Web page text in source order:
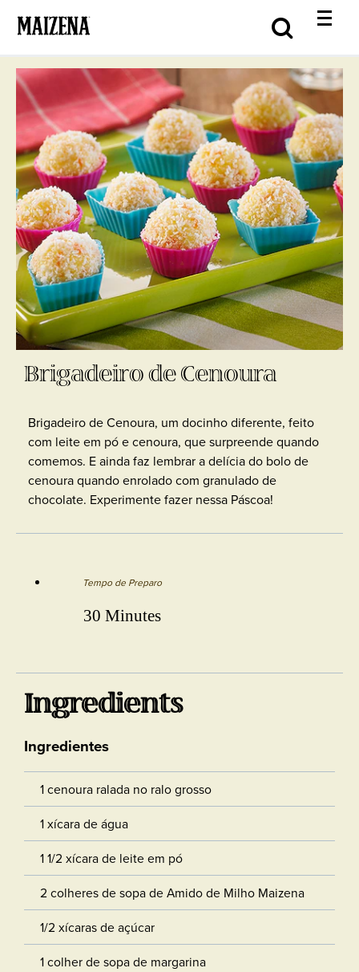
Brigadeiro de Cenoura
Brigadeiro de Cenoura, um docinho diferente, feito
com leite em pó e cenoura, que surpreende quando
comemos. E ainda faz lembrar a delícia do bolo de
cenoura quando enrolado com granulado de
chocolate. Experimente fazer nessa Páscoa!
Tempo de Preparo
30 Minutes
Ingredients
Ingredientes
1 cenoura ralada no ralo grosso
1 xícara de água
1 1/2 xícara de leite em pó
2 colheres de sopa de Amido de Milho Maizena
1/2 xícaras de açúcar
1 colher de sopa de margarina